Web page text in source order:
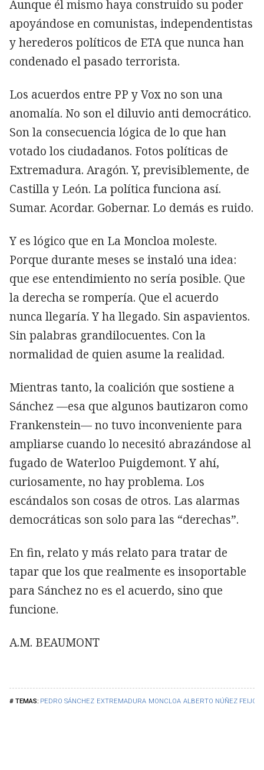
PEDRO SÁNCHEZ EXTREMADURA MONCLOA ALBERTO NÚÑEZ FEIJOO
Aunque él mismo haya construido su poder
apoyándose en comunistas, independentistas
y herederos políticos de ETA que nunca han
condenado el pasado terrorista.
Los acuerdos entre PP y Vox no son una
anomalía. No son el diluvio anti democrático.
Son la consecuencia lógica de lo que han
votado los ciudadanos. Fotos políticas de
Extremadura. Aragón. Y, previsiblemente, de
Castilla y León. La política funciona así.
Sumar. Acordar. Gobernar. Lo demás es ruido.
Y es lógico que en La Moncloa moleste.
Porque durante meses se instaló una idea:
que ese entendimiento no sería posible. Que
la derecha se rompería. Que el acuerdo
nunca llegaría. Y ha llegado. Sin aspavientos.
Sin palabras grandilocuentes. Con la
normalidad de quien asume la realidad.
Mientras tanto, la coalición que sostiene a
Sánchez —esa que algunos bautizaron como
Frankenstein— no tuvo inconveniente para
ampliarse cuando lo necesitó abrazándose al
fugado de Waterloo Puigdemont. Y ahí,
curiosamente, no hay problema. Los
escándalos son cosas de otros. Las alarmas
democráticas son solo para las “derechas”.
En fin, relato y más relato para tratar de
tapar que los que realmente es insoportable
para Sánchez no es el acuerdo, sino que
funcione.
A.M. BEAUMONT